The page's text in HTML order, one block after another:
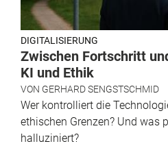
DIGITALISIERUNG
Zwischen Fortschritt
KI und Ethik
VON GERHARD SENGSTSCHMID
Wer kontrolliert die
ethischen Grenzen? Und was
halluziniert?